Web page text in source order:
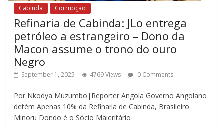
Cabinda Corrupção
Refinaria de Cabinda: JLo entrega
petróleo a estrangeiro – Dono da
Macon assume o trono do ouro
Negro
September 1, 2025 4769 Views 0 Comments
Por Nkodya Muzumbo|Reporter Angola Governo Angolano
detém Apenas 10% da Refinaria de Cabinda, Brasileiro
Minoru Dondo é o Sócio Maioritário